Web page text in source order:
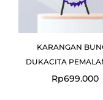
KARANGAN
DUKACITA
Rp699.000